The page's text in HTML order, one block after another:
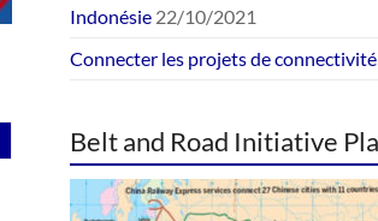
Indonésie 22/10/2021
Connecter les projets de connectivité
Belt and Road Initiative